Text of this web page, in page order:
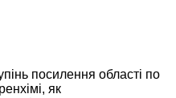
посилення області по
як